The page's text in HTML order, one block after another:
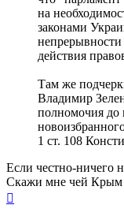
на
законами
непрерывности
действия
Там же
Владимир
полномочия до
1 ст. 108
Если честно-ничего
Скажи мне чей Крым